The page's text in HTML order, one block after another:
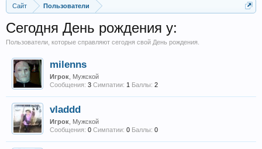
Сайт Пользователи
Сегодня День рождения у:
Пользователи, которые справляют сегодня свой День рождения.
milenns
Игрок , Мужской
Сообщения: 3 Симпатии: 1 Баллы: 2
vladdd
Игрок , Мужской
Сообщения: 0 Симпатии: 0 Баллы: 0